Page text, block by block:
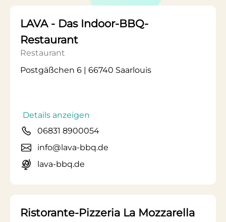
LAVA - Das Indoor-BBQ-
Restaurant
Restaurant
Postgäßchen 6 | 66740 Saarlouis
Details anzeigen
06831 8900054
info@lava-bbq.de
lava-bbq.de
Ristorante-Pizzeria La Mozzarella